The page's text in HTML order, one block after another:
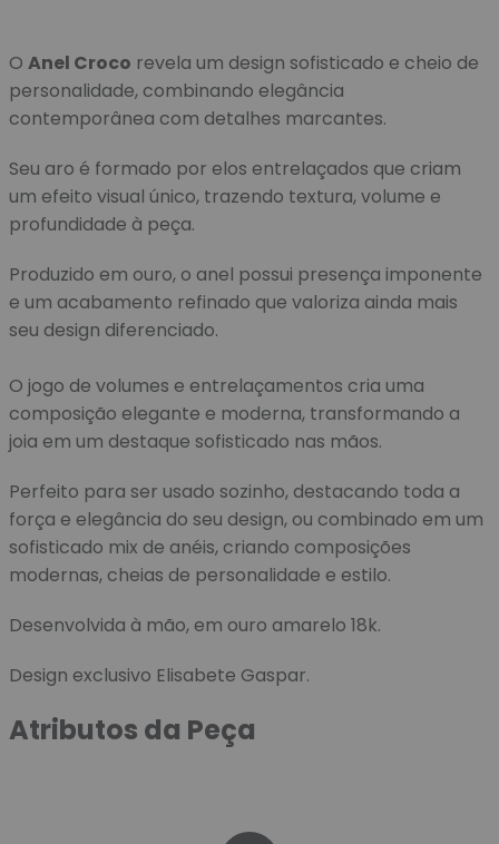
O Anel Croco revela um design sofisticado e cheio de
personalidade, combinando elegância
contemporânea com detalhes marcantes.
Seu aro é formado por elos entrelaçados que criam
um efeito visual único, trazendo textura, volume e
profundidade à peça.
Produzido em ouro, o anel possui presença imponente
e um acabamento refinado que valoriza ainda mais
seu design diferenciado.
O jogo de volumes e entrelaçamentos cria uma
composição elegante e moderna, transformando a
joia em um destaque sofisticado nas mãos.
Perfeito para ser usado sozinho, destacando toda a
força e elegância do seu design, ou combinado em um
sofisticado mix de anéis, criando composições
modernas, cheias de personalidade e estilo.
Desenvolvida à mão, em ouro amarelo 18k.
Design exclusivo Elisabete Gaspar.
Atributos da Peça